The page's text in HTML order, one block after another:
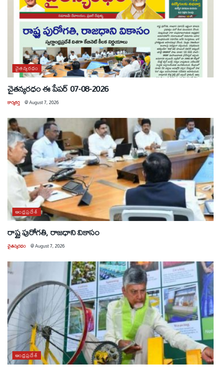
చైతన్యరధం
చైతన్యరధం ఈ పేపర్ 07-08-2026
కార్యకర్త @August 7, 2026
ఆంధ్రప్రదేశ్
రాష్ట్ర పురోగతి, రాజధాని వికాసం
చైతన్యరధం @August 7, 2026
ఆంధ్రప్రదేశ్